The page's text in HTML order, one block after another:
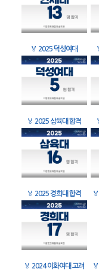
🏅 2025 덕성여대
🏅 2025 삼육대 합격
🏅 2025 경희대 합격 🏅
🏅 2024 이화여대 고려
🏅